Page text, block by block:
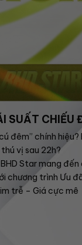
SUẤT CHIẾU
đêm” chính
vị sau 22h?
Star mang
chương trình Ưu
trễ – Giá cực mê